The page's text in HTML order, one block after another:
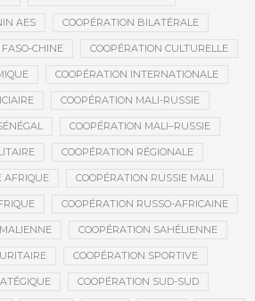
AES COOPÉRATION BILATÉRALE
CHINE COOPÉRATION CULTURELLE
COOPÉRATION INTERNATIONALE
COOPÉRATION MALI-RUSSIE
COOPÉRATION MALI–RUSSIE
COOPÉRATION RÉGIONALE
AFRIQUE COOPÉRATION RUSSIE MALI
COOPÉRATION RUSSO-AFRICAINE
COOPÉRATION SAHÉLIENNE
COOPÉRATION SPORTIVE
COOPÉRATION SUD-SUD